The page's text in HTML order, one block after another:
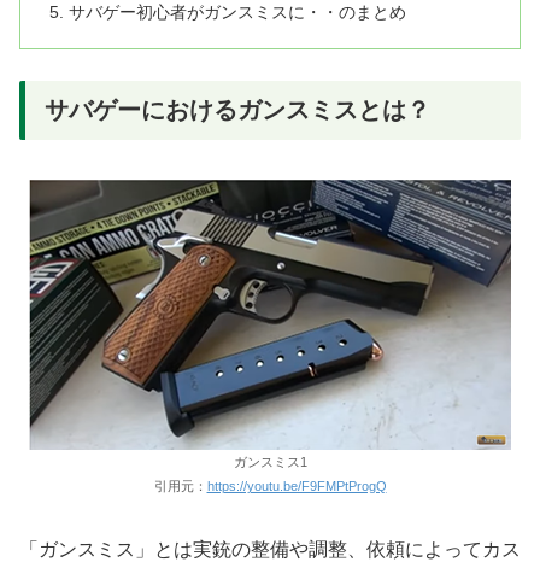
サバゲー初心者がガンスミスに・・のまとめ
サバゲーにおけるガンスミスとは？
ガンスミス1
引用元： https://youtu.be/F9FMPtProgQ
「ガンスミス」とは実銃の整備や調整、依頼によってカス